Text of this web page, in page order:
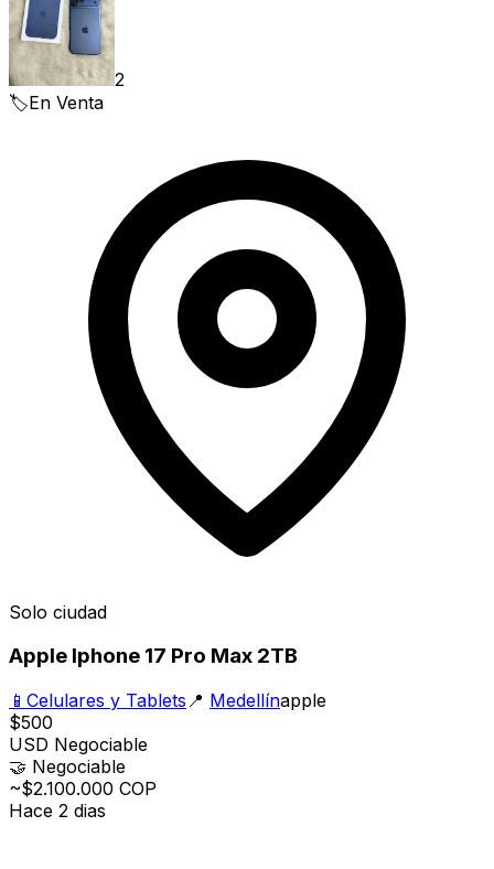
2
🏷️En Venta
Solo ciudad
Apple Iphone 17 Pro Max 2TB
📱 Celulares y Tablets 📍 Medellínapple
$500
USD Negociable
🤝 Negociable
~$2.100.000 COP
Hace 2 dias